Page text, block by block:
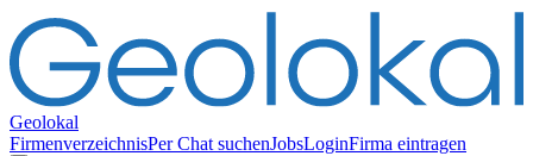
Geolokal
FirmenverzeichnisPer Chat suchenJobsLoginFirma eintragen